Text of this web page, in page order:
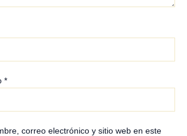
*
correo electrónico y sitio web en este